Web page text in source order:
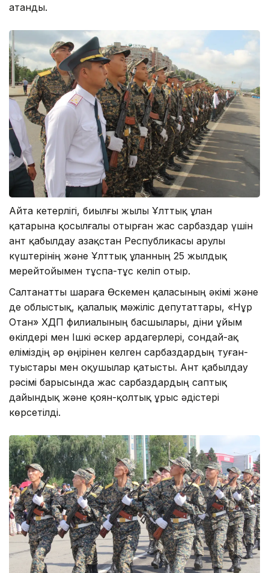
атанды.
Айта кетерлігі, биылғы жылы Ұлттық ұлан
қатарына қосылғалы отырған жас сарбаздар үшін
ант қабылдау Қазақстан Республикасы Қарулы
күштерінің және Ұлттық ұланның 25 жылдық
мерейтойымен тұспа-тұс келіп отыр.
Салтанатты шараға Өскемен қаласының әкімі және
де облыстық, қалалық мәжіліс депутаттары, «Нұр
Отан» ХДП филиалының басшылары, діни ұйым
өкілдері мен Ішкі әскер ардагерлері, сондай-ақ
еліміздің әр өңірінен келген сарбаздардың туған-
туыстары мен оқушылар қатысты. Ант қабылдау
рәсімі барысында жас сарбаздардың саптық
дайындық және қоян-қолтық ұрыс әдістері
көрсетілді.